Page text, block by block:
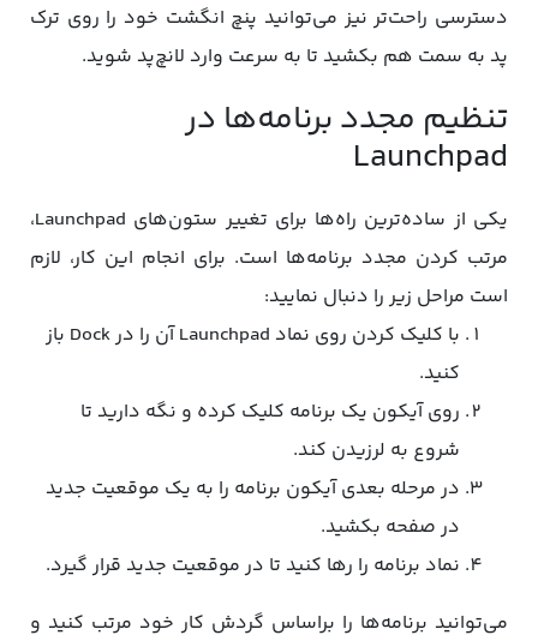
دسترسی راحت‌تر نیز می‌توانید پنچ انگشت خود را روی ترک
پد به سمت هم بکشید تا به سرعت وارد لانچ‌پد شوید.
تنظیم مجدد برنامه‌ها در
Launchpad
یکی از ساده‌ترین راه‌ها برای تغییر ستون‌های Launchpad،
مرتب کردن مجدد برنامه‌ها است. برای انجام این کار، لازم
است مراحل زیر را دنبال نمایید:
با کلیک کردن روی نماد Launchpad آن را در Dock باز
کنید.
روی آیکون یک برنامه کلیک کرده و نگه دارید تا
شروع به لرزیدن کند.
در مرحله بعدی آیکون برنامه را به یک موقعیت جدید
در صفحه بکشید.
نماد برنامه را رها کنید تا در موقعیت جدید قرار گیرد.
می‌توانید برنامه‌ها را براساس گردش کار خود مرتب کنید و